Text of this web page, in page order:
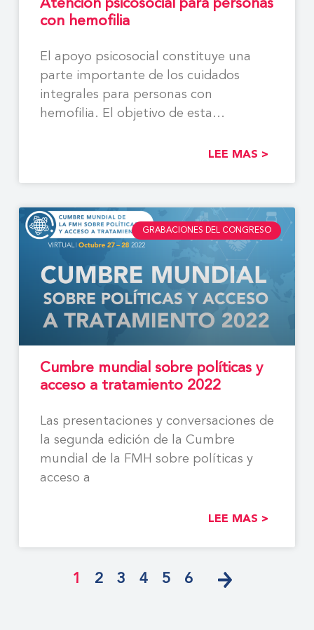
Atención psicosocial para personas
con hemofilia
El apoyo psicosocial constituye una
parte importante de los cuidados
integrales para personas con
hemofilia. El objetivo de esta
LEE MAS >
GRABACIONES DEL CONGRESO
Cumbre mundial sobre políticas y
acceso a tratamiento 2022
Las presentaciones y conversaciones de
la segunda edición de la Cumbre
mundial de la FMH sobre políticas y
acceso a
LEE MAS >
1 2 3 4 5 6